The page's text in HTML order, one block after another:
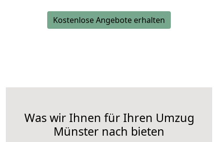
Kostenlose Angebote erhalten
Was wir Ihnen für Ihren Umzug
Münster nach bieten